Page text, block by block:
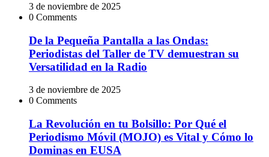
3 de noviembre de 2025
0 Comments
De la Pequeña Pantalla a las Ondas:
Periodistas del Taller de TV demuestran su
Versatilidad en la Radio
3 de noviembre de 2025
0 Comments
La Revolución en tu Bolsillo: Por Qué el
Periodismo Móvil (MOJO) es Vital y Cómo lo
Dominas en EUSA